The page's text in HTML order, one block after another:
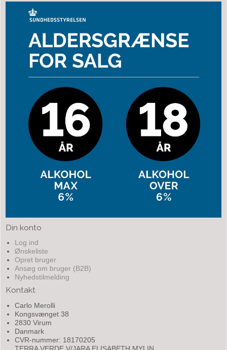
Din konto
Log ind
Ønskeliste
Opret bruger
Ansøg om bruger (B2B)
Nyhedstilmelding
Kontakt
Carlo Merolli
Kongsvænget 38
2830 Virum
Danmark
CVR-nummer: 18170205
TERRA VERDE V/JARA ELISABETH MYLIN